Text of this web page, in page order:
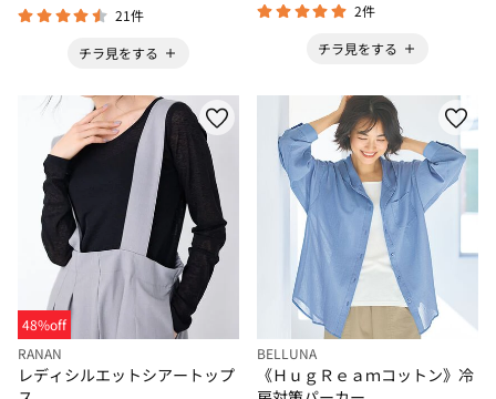
21件
チラ見をする
2件
チラ見をする
48%off
RANAN
レディシルエットシアートップ
BELLUNA
《ＨｕｇＲｅａｍコットン》冷